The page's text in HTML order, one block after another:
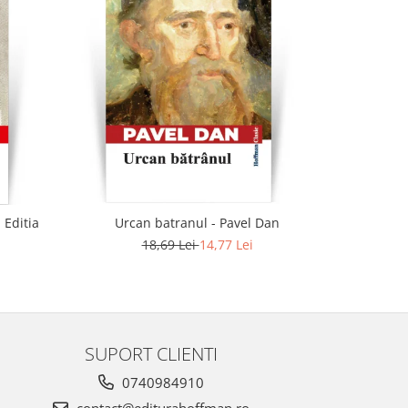
Editia
Urcan batranul - Pavel Dan
18,69 Lei14,77 Lei
SUPORT CLIENTI
0740984910